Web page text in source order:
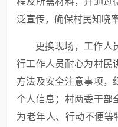
泛宣传，确保村民知晓
更换现场，工作人
行工作人员耐心为村民
方法及安全注意事项，
个人信息；村两委干部
为老年人、行动不便等